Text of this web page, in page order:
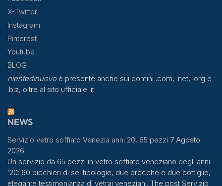
X-Twitter
Instagram
Pinterest
Youtube
BLOG
nientedinuovoè presente anche sui domini .com, .net, .org e
.biz, oltre al sito ufficiale .it
NEWS
Servizio vetro soffiato Venezia anni 20, 65 pezzi 7 Agosto
2026
Un servizio da 65 pezzi in vetro soffiato veneziano degli anni
’20: 60 bicchieri di sei tipologie, due brocche e due bottiglie,
elegante testimonianza di vetrai veneziani. The post Servizio